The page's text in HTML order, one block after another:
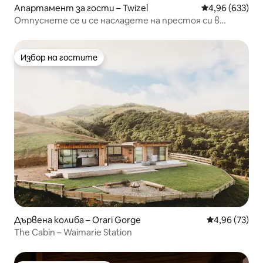
Апартамент за гости – Twizel Средна
4,96 (633)
Отпуснете се и се насладете на престоя си в
Избор на гостите
Избор на гостите
Дървена колиба – Orari Gorge Средна
4,96 (73)
The Cabin – Waimarie Station